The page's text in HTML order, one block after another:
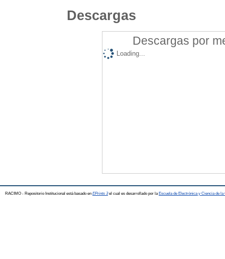
Descargas
Descargas por
Loading...
RACIMO - Repositorio Institucional está basado en EPrints 3el cual es desarrollado por la Escuela de Electrónica y Ciencia de la